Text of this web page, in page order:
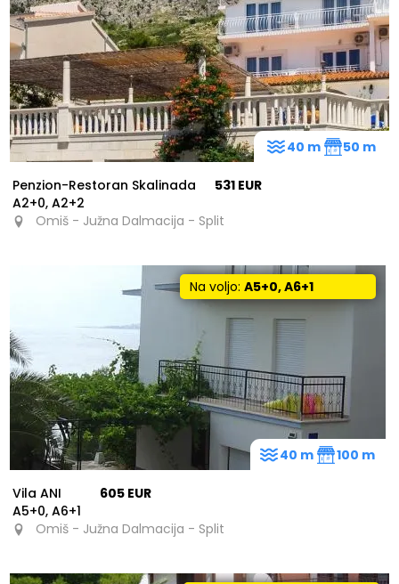
35
152
Penzion-Restoran Skalinada
A2+0, A2+2
531 EUR
Omiš - Južna Dalmacija - Split
40 m 50 m
Na voljo: A5+0, A6+1
Vila ANI
A5+0, A6+1
605 EUR
Omiš - Južna Dalmacija - Split
40 m 100 m